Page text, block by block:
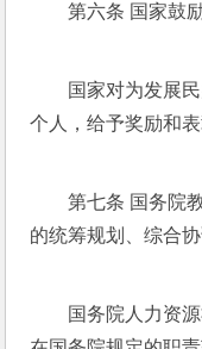
第六条 国家鼓
国家对为发展
个人，给予奖励和表
第七条 国务院
的统筹规划、综合
国务院人力资